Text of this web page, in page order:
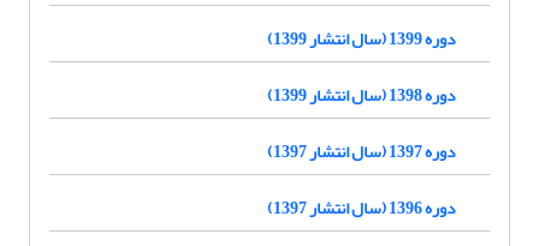
دوره 1399 (سال انتشار 1399)
دوره 1398 (سال انتشار 1399)
دوره 1397 (سال انتشار 1397)
دوره 1396 (سال انتشار 1397)